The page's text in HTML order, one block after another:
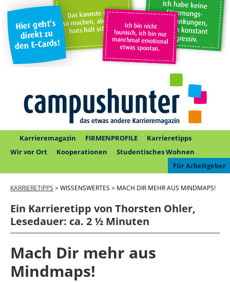
Karrieremagazin FIRMENPROFILE
Karrieretipps
Wir vor Ort
Kooperationen
Studentisches Wohnen
Für Arbeitgeber
KARRIERETIPPS > WISSENSWERTES > MACH DIR MEHR AUS MINDMAPS!
Ein Karrieretipp von Thorsten Ohler,
Lesedauer: ca. 2 ½ Minuten
Mach Dir mehr aus
Mindmaps!